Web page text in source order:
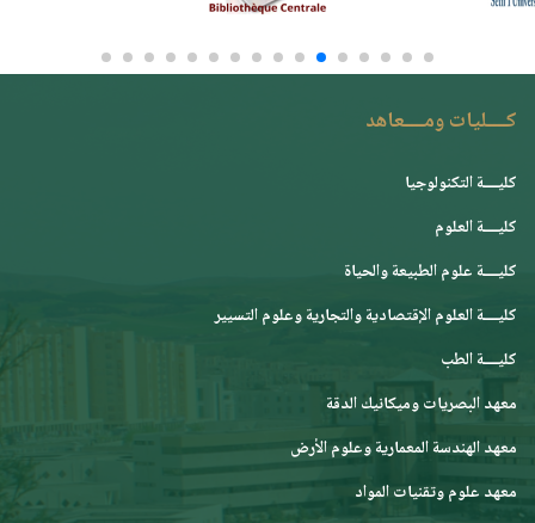
كــــليات ومــــعاهد
كليــــة التكنولوجيا
كليــــة العلوم
كليــــة علوم الطبيعة والحياة
كليــــة العلوم الإقتصادية والتجارية وعلوم التسيير
كليــــة الطب
معهد البصريات وميكانيك الدقة
معهد الهندسة المعمارية وعلوم الأرض
معهد علوم وتقنيات المواد